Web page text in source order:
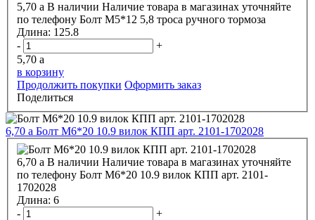
5,70 a В наличии Наличие товара в магазинах уточняйте
по телефону Болт М5*12 5,8 троса ручного тормоза
Длина: 125.8
-
+
5,70 a
в корзину
Продолжить покупки Оформить заказ
Поделиться
6,70 a Болт М6*20 10.9 вилок КПП арт. 2101-1702028
6,70 a В наличии Наличие товара в магазинах уточняйте
по телефону Болт М6*20 10.9 вилок КПП арт. 2101-
1702028
Длина: 6
-
+